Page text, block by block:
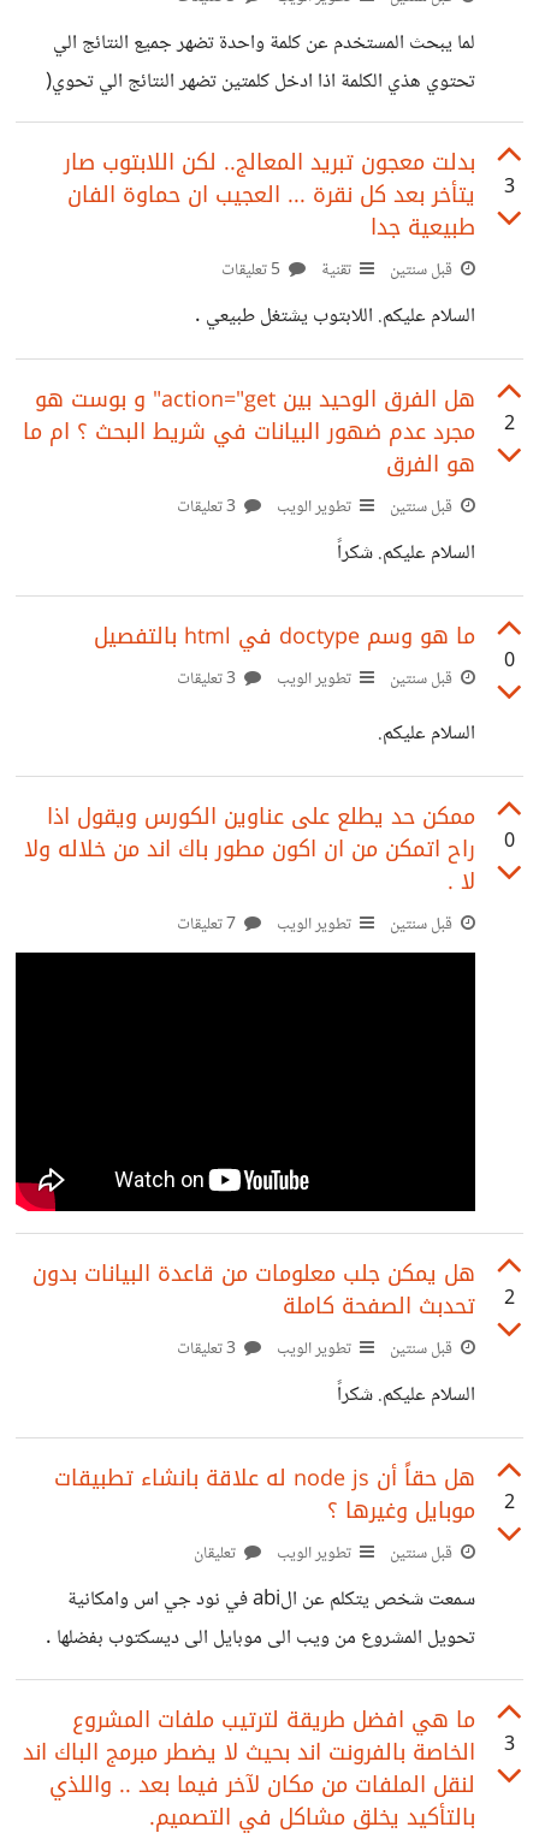
لما يبحث المستخدم عن كلمة واحدة تضهر جميع النتائج الي
تحتوي هذي الكلمة اذا ادخل كلمتين تضهر النتائج الي تحوي(
الكلمتين معا ) حصرا . وهكذا ليس بالضروره ان تكون الكلمتين او
اكثر متتاليتين
3
بدلت معجون تبريد المعالج.. لكن اللابتوب صار
يتأخر بعد كل نقرة ... العجيب ان حماوة الفان
طبيعية جدا
قبل سنتين تقنية
السلام عليكم. اللابتوب يشتغل طبيعي .
2
هل الفرق الوحيد بين action="get" و بوست هو
مجرد عدم ضهور البيانات في شريط البحث ؟ ام ما
هو الفرق
قبل سنتين تطوير الويب
السلام عليكم. شكراً
0
ما هو وسم doctype في html بالتفصيل
قبل سنتين تطوير الويب
السلام عليكم.
0
ممكن حد يطلع على عناوين الكورس ويقول اذا
راح اتمكن من ان اكون مطور باك اند من خلاله ولا
لا .
قبل سنتين تطوير الويب
2
هل يمكن جلب معلومات من قاعدة البيانات بدون
تحدبث الصفحة كاملة
قبل سنتين تطوير الويب
السلام عليكم. شكراً
2
هل حقاً أن node js له علاقة بانشاء تطبيقات
موبايل وغيرها ؟
قبل سنتين تطوير الويب تعليقان
سمعت شخص يتكلم عن الabi في نود جي اس وامكانية
تحويل المشروع من ويب الى موبايل الى ديسكتوب بفضلها .
ممكن توضيح .
3
ما هي افضل طريقة لترتيب ملفات المشروع
الخاصة بالفرونت اند بحيث لا يضطر مبرمج الباك اند
لنقل الملفات من مكان لآخر فيما بعد .. واللذي
بالتأكيد يخلق مشاكل في التصميم.